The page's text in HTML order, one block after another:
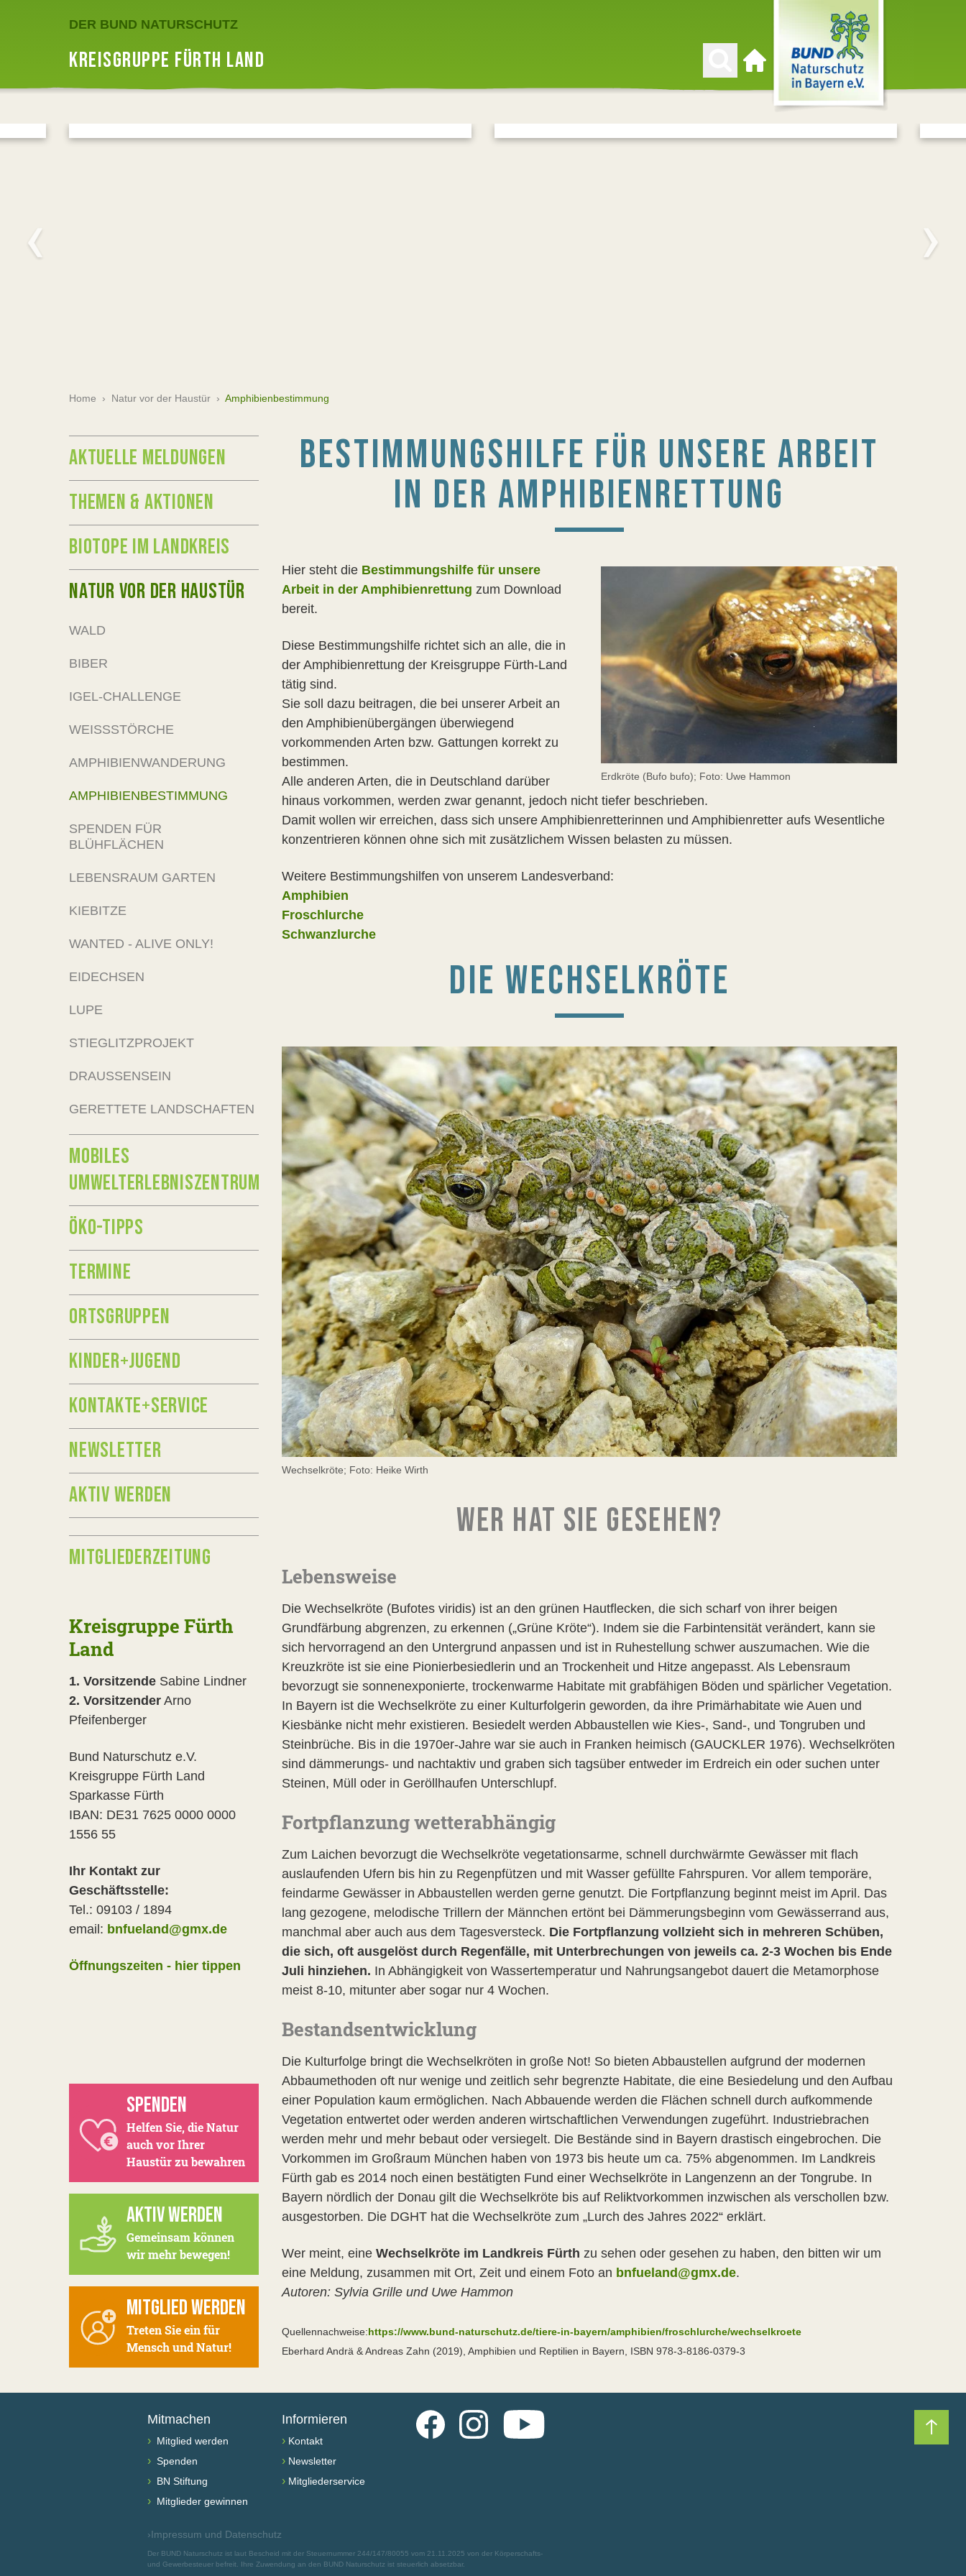
DER BUND NATURSCHUTZ
KREISGRUPPE FÜRTH LAND
Zur Startseite
Home › Natur vor der Haustür › Amphibienbestimmung
BESTIMMUNGSHILFE FÜR UNSERE ARBEIT
IN DER AMPHIBIENRETTUNG
Erdkröte (Bufo bufo); Foto: Uwe Hammon
Hier steht die Bestimmungshilfe für unsere
Arbeit in der Amphibienrettung zum Download
bereit.
Diese Bestimmungshilfe richtet sich an alle, die in
der Amphibienrettung der Kreisgruppe Fürth-Land
tätig sind.
Sie soll dazu beitragen, die bei unserer Arbeit an
den Amphibienübergängen überwiegend
vorkommenden Arten bzw. Gattungen korrekt zu
bestimmen.
Alle anderen Arten, die in Deutschland darüber
hinaus vorkommen, werden zwar genannt, jedoch nicht tiefer beschrieben.
Damit wollen wir erreichen, dass sich unsere Amphibienretterinnen und Amphibienretter aufs Wesentliche
konzentrieren können ohne sich mit zusätzlichem Wissen belasten zu müssen.
Weitere Bestimmungshilfen von unserem Landesverband:
Amphibien
Froschlurche
Schwanzlurche
DIE WECHSELKRÖTE
Wechselkröte; Foto: Heike Wirth
WER HAT SIE GESEHEN?
Lebensweise
Die Wechselkröte (Bufotes viridis) ist an den grünen Hautflecken, die sich scharf von ihrer beigen
Grundfärbung abgrenzen, zu erkennen („Grüne Kröte“). Indem sie die Farbintensität verändert, kann sie
sich hervorragend an den Untergrund anpassen und ist in Ruhestellung schwer auszumachen. Wie die
Kreuzkröte ist sie eine Pionierbesiedlerin und an Trockenheit und Hitze angepasst. Als Lebensraum
bevorzugt sie sonnenexponierte, trockenwarme Habitate mit grabfähigen Böden und spärlicher Vegetation.
In Bayern ist die Wechselkröte zu einer Kulturfolgerin geworden, da ihre Primärhabitate wie Auen und
Kiesbänke nicht mehr existieren. Besiedelt werden Abbaustellen wie Kies-, Sand-, und Tongruben und
Steinbrüche. Bis in die 1970er-Jahre war sie auch in Franken heimisch (GAUCKLER 1976). Wechselkröten
sind dämmerungs- und nachtaktiv und graben sich tagsüber entweder im Erdreich ein oder suchen unter
Steinen, Müll oder in Geröllhaufen Unterschlupf.
Fortpflanzung wetterabhängig
Zum Laichen bevorzugt die Wechselkröte vegetationsarme, schnell durchwärmte Gewässer mit flach
auslaufenden Ufern bis hin zu Regenpfützen und mit Wasser gefüllte Fahrspuren. Vor allem temporäre,
feindarme Gewässer in Abbaustellen werden gerne genutzt. Die Fortpflanzung beginnt meist im April. Das
lang gezogene, melodische Trillern der Männchen ertönt bei Dämmerungsbeginn vom Gewässerrand aus,
manchmal aber auch aus dem Tagesversteck. Die Fortpflanzung vollzieht sich in mehreren Schüben,
die sich, oft ausgelöst durch Regenfälle, mit Unterbrechungen von jeweils ca. 2-3 Wochen bis Ende
Juli hinziehen. In Abhängigkeit von Wassertemperatur und Nahrungsangebot dauert die Metamorphose
meist 8-10, mitunter aber sogar nur 4 Wochen.
Bestandsentwicklung
Die Kulturfolge bringt die Wechselkröten in große Not! So bieten Abbaustellen aufgrund der modernen
Abbaumethoden oft nur wenige und zeitlich sehr begrenzte Habitate, die eine Besiedelung und den Aufbau
einer Population kaum ermöglichen. Nach Abbauende werden die Flächen schnell durch aufkommende
Vegetation entwertet oder werden anderen wirtschaftlichen Verwendungen zugeführt. Industriebrachen
werden mehr und mehr bebaut oder versiegelt. Die Bestände sind in Bayern drastisch eingebrochen. Die
Vorkommen im Großraum München haben von 1973 bis heute um ca. 75% abgenommen. Im Landkreis
Fürth gab es 2014 noch einen bestätigten Fund einer Wechselkröte in Langenzenn an der Tongrube. In
Bayern nördlich der Donau gilt die Wechselkröte bis auf Reliktvorkommen inzwischen als verschollen bzw.
ausgestorben. Die DGHT hat die Wechselkröte zum „Lurch des Jahres 2022“ erklärt.
Wer meint, eine Wechselkröte im Landkreis Fürth zu sehen oder gesehen zu haben, den bitten wir um
eine Meldung, zusammen mit Ort, Zeit und einem Foto an bnfueland@gmx.de.
Autoren: Sylvia Grille und Uwe Hammon
Quellennachweise: https://www.bund-naturschutz.de/tiere-in-bayern/amphibien/froschlurche/wechselkroete
Eberhard Andrä & Andreas Zahn (2019), Amphibien und Reptilien in Bayern, ISBN 978-3-8186-0379-3
AKTUELLE MELDUNGEN
THEMEN & AKTIONEN
BIOTOPE IM LANDKREIS
NATUR VOR DER HAUSTÜR
WALD
BIBER
IGEL-CHALLENGE
WEISSSTÖRCHE
AMPHIBIENWANDERUNG
AMPHIBIENBESTIMMUNG
SPENDEN FÜR
BLÜHFLÄCHEN
LEBENSRAUM GARTEN
KIEBITZE
WANTED - ALIVE ONLY!
EIDECHSEN
LUPE
STIEGLITZPROJEKT
DRAUSSENSEIN
GERETTETE LANDSCHAFTEN
MOBILES
UMWELTERLEBNISZENTRUM
ÖKO-TIPPS
TERMINE
ORTSGRUPPEN
KINDER+JUGEND
KONTAKTE+SERVICE
NEWSLETTER
AKTIV WERDEN
MITGLIEDERZEITUNG
Kreisgruppe Fürth
Land
1. Vorsitzende Sabine Lindner
2. Vorsitzender Arno
Pfeifenberger
Bund Naturschutz e.V.
Kreisgruppe Fürth Land
Sparkasse Fürth
IBAN: DE31 7625 0000 0000
1556 55
Ihr Kontakt zur
Geschäftsstelle:
Tel.: 09103 / 1894
email: bnfueland@gmx.de
Öffnungszeiten - hier tippen
SPENDEN
Helfen Sie, die Natur
auch vor Ihrer
Haustür zu bewahren
AKTIV WERDEN
Gemeinsam können
wir mehr bewegen!
MITGLIED WERDEN
Treten Sie ein für
Mensch und Natur!
Mitmachen
› Mitglied werden
› Spenden
› BN Stiftung
› Mitglieder gewinnen
Informieren
› Kontakt
› Newsletter
› Mitgliederservice
FacebookInstagramYouTube
›Impressum und Datenschutz
Der BUND Naturschutz ist laut Bescheid mit der Steuernummer 244/147/80055 vom 21.11.2025 von der Körperschafts-
und Gewerbesteuer befreit. Ihre Zuwendung an den BUND Naturschutz ist steuerlich absetzbar.